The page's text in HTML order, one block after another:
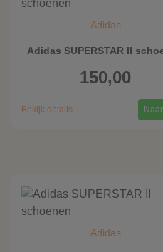
Adidas
Adidas SUPERSTAR II
150,00
Bekijk details
Adidas